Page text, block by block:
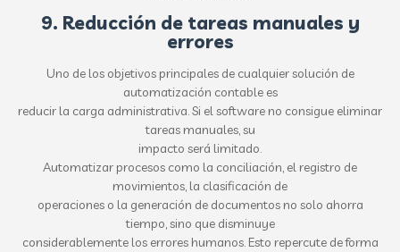
9. Reducción de tareas manuales y
errores
Uno de los objetivos principales de cualquier solución de
automatización contable es
reducir la carga administrativa. Si el software no consigue eliminar
tareas manuales, su
impacto será limitado.
Automatizar procesos como la conciliación, el registro de
movimientos, la clasificación de
operaciones o la generación de documentos no solo ahorra
tiempo, sino que disminuye
considerablemente los errores humanos. Esto repercute de forma